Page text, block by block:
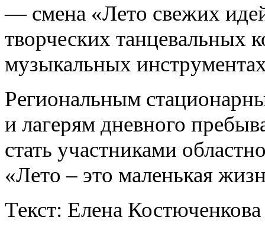
— смена «Лето свежих
творческих танцевальных
музыкальных
Региональным
и лагерям дневного
стать участниками
«Лето – это маленькая
Текст: Елена Костюченкова